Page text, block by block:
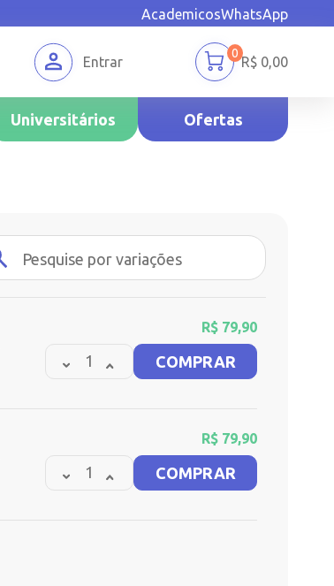
AcademicosWhatsApp
Entrar R$0,00
0
Universitários Ofertas
R$ 79,90
COMPRAR
R$ 79,90
COMPRAR